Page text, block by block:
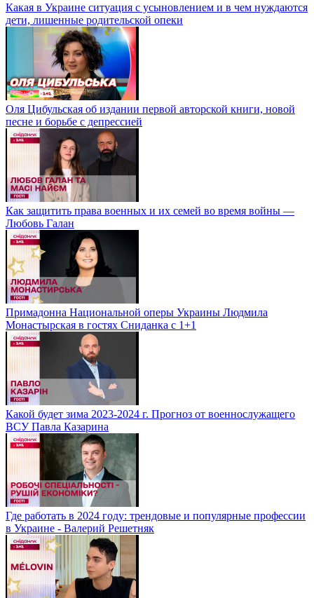
Какая в Украине ситуация с усыновлением и в чем нуждаются
дети, лишенные родительской опеки
Оля Цибульская об издании первой авторской книги, новой
песне и борьбе с депрессией
Как защитить права военных и их семей во время войны —
Любовь Галан
Примадонна Национальной оперы Украины Людмила
Монастырская в гостях Сниданка с 1+1
Какой будет зима 2023-2024 г. Прогноз от военнослужащего
ВСУ Павла Казарина
Где работать в 2024 году: трендовые и популярные профессии
в Украине - Валерий Решетняк